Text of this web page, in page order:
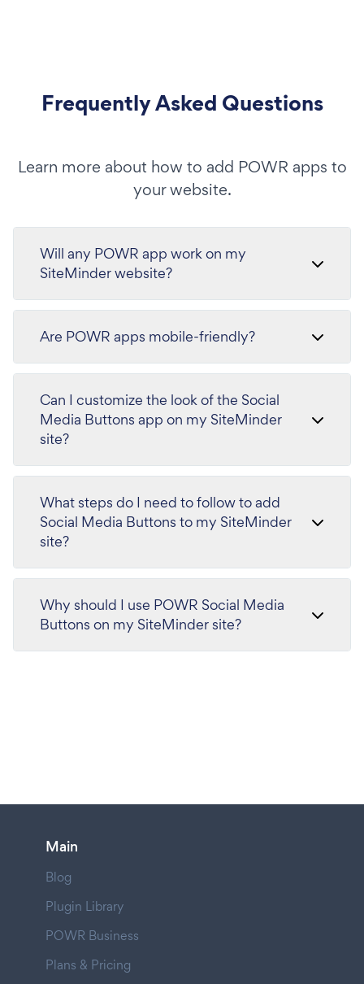
Frequently Asked Questions
Learn more about how to add POWR apps to
your website.
Will any POWR app work on my
SiteMinder website?
Are POWR apps mobile-friendly?
Can I customize the look of the Social
Media Buttons app on my SiteMinder
site?
What steps do I need to follow to add
Social Media Buttons to my SiteMinder
site?
Why should I use POWR Social Media
Buttons on my SiteMinder site?
Main
Blog
Plugin Library
POWR Business
Plans & Pricing